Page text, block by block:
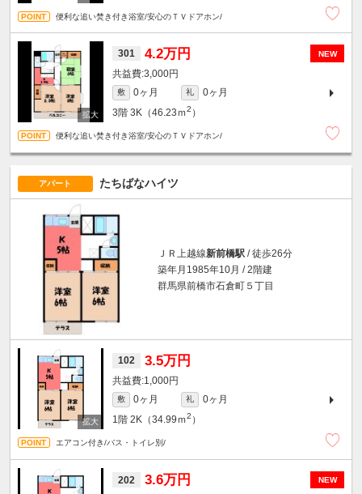
便利な追い焚き付き浴室/安心のＴＶドアホン/
NEW
301 4.2万円
3,000円
敷 0ヶ月 礼
0ヶ月
3階 3K（46.23ｍ2 ）
便利な追い焚き付き浴室/安心のＴＶドアホン/
アパート たちばなハイツ
ＪＲ上越線新前橋駅 / 徒歩26分
築年月1985年10月 / 2階建
群馬県前橋市石倉町５丁目
102 3.5万円
1,000円
敷 0ヶ月 礼
0ヶ月
1階 2K（34.99ｍ2 ）
エアコン付き/バス・トイレ別/
NEW
202 3.6万円